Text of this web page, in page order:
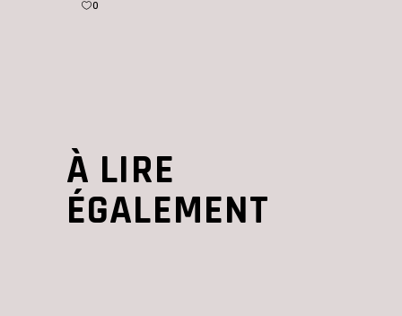
0
À LIRE
ÉGALEMENT